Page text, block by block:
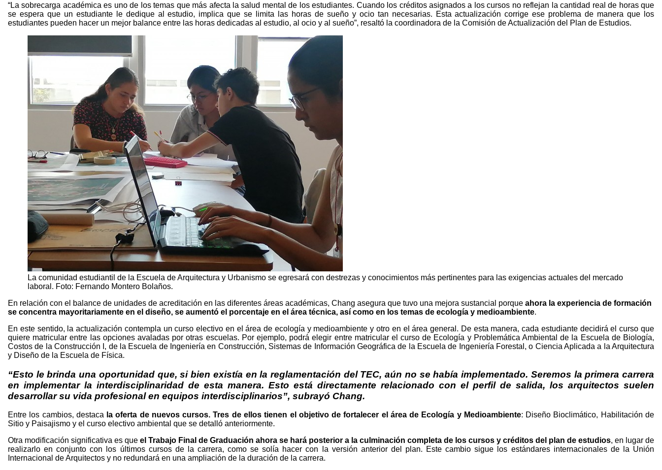
“La sobrecarga académica es uno de los temas que más afecta la salud mental de los estudiantes. Cuando los créditos asignados a los cursos no reflejan la cantidad real de horas que
se espera que un estudiante le dedique al estudio, implica que se limita las horas de sueño y ocio tan necesarias. Esta actualización corrige ese problema de manera que los
estudiantes pueden hacer un mejor balance entre las horas dedicadas al estudio, al ocio y al sueño”, resaltó la coordinadora de la Comisión de Actualización del Plan de Estudios.
La comunidad estudiantil de la Escuela de Arquitectura y Urbanismo se egresará con destrezas y conocimientos más pertinentes para las exigencias actuales del mercado
laboral. Foto: Fernando Montero Bolaños.
En relación con el balance de unidades de acreditación en las diferentes áreas académicas, Chang asegura que tuvo una mejora sustancial porque ahora la experiencia de formación
se concentra mayoritariamente en el diseño, se aumentó el porcentaje en el área técnica, así como en los temas de ecología y medioambiente.
En este sentido, la actualización contempla un curso electivo en el área de ecología y medioambiente y otro en el área general. De esta manera, cada estudiante decidirá el curso que
quiere matricular entre las opciones avaladas por otras escuelas. Por ejemplo, podrá elegir entre matricular el curso de Ecología y Problemática Ambiental de la Escuela de Biología,
Costos de la Construcción I, de la Escuela de Ingeniería en Construcción, Sistemas de Información Geográfica de la Escuela de Ingeniería Forestal, o Ciencia Aplicada a la Arquitectura
y Diseño de la Escuela de Física.
“Esto le brinda una oportunidad que, si bien existía en la reglamentación del TEC, aún no se había implementado. Seremos la primera carrera
en implementar la interdisciplinaridad de esta manera. Esto está directamente relacionado con el perfil de salida, los arquitectos suelen
desarrollar su vida profesional en equipos interdisciplinarios”, subrayó Chang.
Entre los cambios, destaca la oferta de nuevos cursos. Tres de ellos tienen el objetivo de fortalecer el área de Ecología y Medioambiente: Diseño Bioclimático, Habilitación de
Sitio y Paisajismo y el curso electivo ambiental que se detalló anteriormente.
Otra modificación significativa es que el Trabajo Final de Graduación ahora se hará posterior a la culminación completa de los cursos y créditos del plan de estudios, en lugar de
realizarlo en conjunto con los últimos cursos de la carrera, como se solía hacer con la versión anterior del plan. Este cambio sigue los estándares internacionales de la Unión
Internacional de Arquitectos y no redundará en una ampliación de la duración de la carrera.